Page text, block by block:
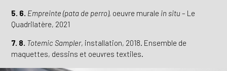
5. 6. Empreinte (pata de perro), oeuvre murale in situ – Le
Quadrilatère, 2021
7. 8. Totemic Sampler, installation, 2018. Ensemble de
maquettes, dessins et oeuvres textiles.